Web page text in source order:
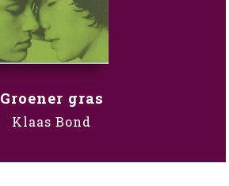
Groener gras
Klaas Bond